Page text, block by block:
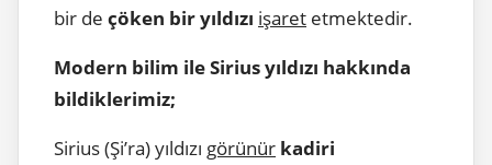
bir de çöken bir yıldızı işaret etmektedir.
Modern bilim ile Sirius yıldızı hakkında
bildiklerimiz;
Sirius (Şi’ra) yıldızı görünür kadiri